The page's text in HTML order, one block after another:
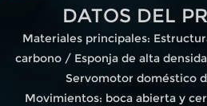
DATOS DEL
Materiales principales:
carbono / Esponja de alta
Servomotor doméstico
Movimientos: boca abierta y